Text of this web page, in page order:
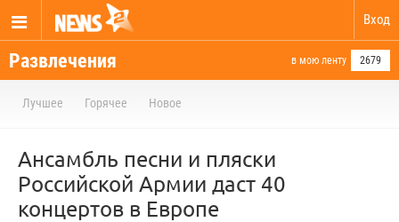
Вход
Развлечения в мою ленту 2679
Лучшее Горячее Новое
Ансамбль песни и пляски
Российской Армии даст 40
концертов в Европе